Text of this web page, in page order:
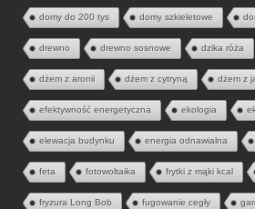
domy do 200 tys domy szkieletowe
drewno drewno sosnowe dzika róża
dżem z aronii dżem z cytryną dżem z
efektywność energetyczna ekologia
elewacja budynku energia odnawialna
feta fotowoltaika frytki z mąki kcal
fryzura Long Bob fugowanie cegły